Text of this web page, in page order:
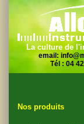
La culture de
email:
Tél : 04
Nos produits